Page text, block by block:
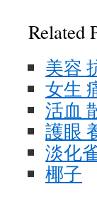
Related
美容
女生
活血
護眼
淡化
椰子